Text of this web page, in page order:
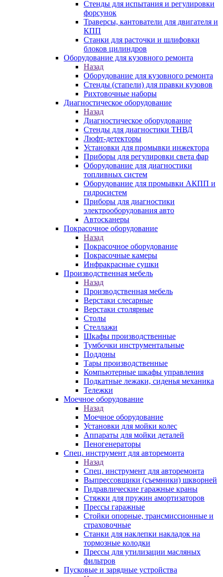
Стенды для испытания и регулировки
форсунок
Траверсы, кантователи для двигателя и
КПП
Станки для расточки и шлифовки
блоков цилиндров
Оборудование для кузовного ремонта
Назад
Оборудование для кузовного ремонта
Стенды (стапели) для правки кузовов
Рихтовочные наборы
Диагностическое оборудование
Назад
Диагностическое оборудование
Стенды для диагностики ТНВД
Люфт-детекторы
Установки для промывки инжектора
Приборы для регулировки света фар
Оборудование для диагностики
топливных систем
Оборудование для промывки АКПП и
гидросистем
Приборы для диагностики
электрооборудования авто
Автосканеры
Покрасочное оборудование
Назад
Покрасочное оборудование
Покрасочные камеры
Инфракрасные сушки
Производственная мебель
Назад
Производственная мебель
Верстаки слесарные
Верстаки столярные
Столы
Стеллажи
Шкафы производственные
Тумбочки инструментальные
Поддоны
Тары производственные
Компьютерные шкафы управления
Подкатные лежаки, сиденья механика
Тележки
Моечное оборудование
Назад
Моечное оборудование
Установки для мойки колес
Аппараты для мойки деталей
Пеногенераторы
Спец. инструмент для авторемонта
Назад
Спец. инструмент для авторемонта
Выпрессовщики (съемники) шкворней
Гидравлические гаражные краны
Стяжки для пружин амортизаторов
Прессы гаражные
Стойки опорные, трансмиссионные и
страховочные
Станки для наклепки накладок на
тормозные колодки
Прессы для утилизации масляных
фильтров
Пусковые и зарядные устройства